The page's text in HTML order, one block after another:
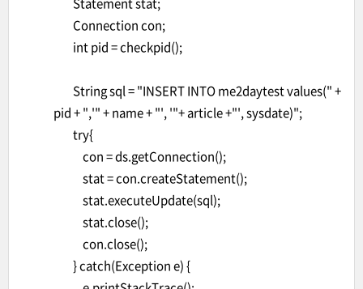
Connection con;
int pid = checkpid();
String sql = "INSERT INTO me2daytest values(" +
pid + ",'" + name + "', '"+ article +"', sysdate)";
try{
con = ds.getConnection();
stat = con.createStatement();
stat.executeUpdate(sql);
stat.close();
con.close();
} catch(Exception e) {